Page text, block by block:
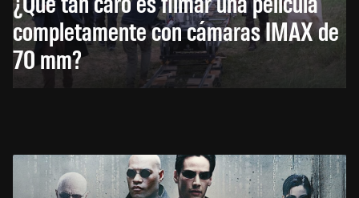
completamente con cámaras IMAX de
70 mm?